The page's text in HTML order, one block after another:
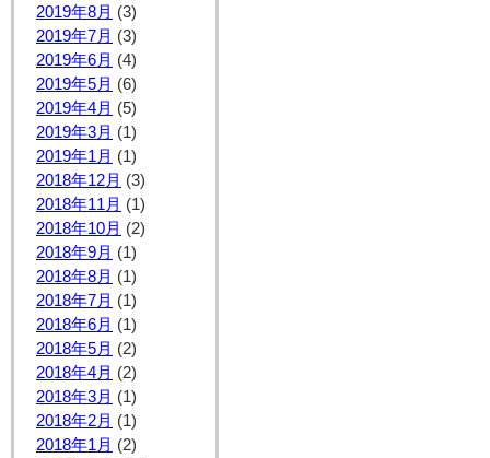
2019年8月 (3)
2019年7月 (3)
2019年6月 (4)
2019年5月 (6)
2019年4月 (5)
2019年3月 (1)
2019年1月 (1)
2018年12月 (3)
2018年11月 (1)
2018年10月 (2)
2018年9月 (1)
2018年8月 (1)
2018年7月 (1)
2018年6月 (1)
2018年5月 (2)
2018年4月 (2)
2018年3月 (1)
2018年2月 (1)
2018年1月 (2)